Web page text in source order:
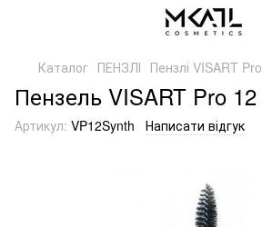
Каталог ПЕНЗЛІ Пензлі VISART Pro
Пензель VISART Pro 12
Артикул: VP12Synth Написати відгук